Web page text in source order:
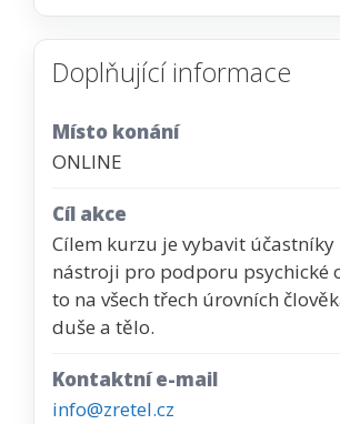
Doplňující informace
Místo konání
ONLINE
Cíl akce
Cílem kurzu je vybavit
nástroji pro podporu psychické
to na všech třech úrovních
duše a tělo.
Kontaktní e-mail
info@zretel.cz